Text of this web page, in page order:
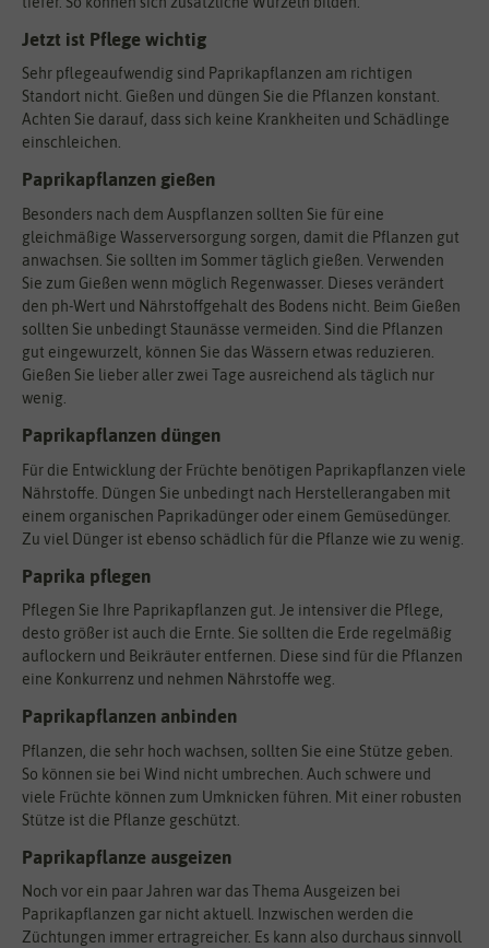
Jetzt ist Pflege wichtig
Sehr pflegeaufwendig sind Paprikapflanzen am richtigen
Standort nicht. Gießen und düngen Sie die Pflanzen konstant.
Achten Sie darauf, dass sich keine Krankheiten und Schädlinge
einschleichen.
Paprikapflanzen gießen
Besonders nach dem Auspflanzen sollten Sie für eine
gleichmäßige Wasserversorgung sorgen, damit die Pflanzen gut
anwachsen. Sie sollten im Sommer täglich gießen. Verwenden
Sie zum Gießen wenn möglich Regenwasser. Dieses verändert
den ph-Wert und Nährstoffgehalt des Bodens nicht. Beim Gießen
sollten Sie unbedingt Staunässe vermeiden. Sind die Pflanzen
gut eingewurzelt, können Sie das Wässern etwas reduzieren.
Gießen Sie lieber aller zwei Tage ausreichend als täglich nur
wenig.
Paprikapflanzen düngen
Für die Entwicklung der Früchte benötigen Paprikapflanzen viele
Nährstoffe. Düngen Sie unbedingt nach Herstellerangaben mit
einem organischen Paprikadünger oder einem Gemüsedünger.
Zu viel Dünger ist ebenso schädlich für die Pflanze wie zu wenig.
Paprika pflegen
Pflegen Sie Ihre Paprikapflanzen gut. Je intensiver die Pflege,
desto größer ist auch die Ernte. Sie sollten die Erde regelmäßig
auflockern und Beikräuter entfernen. Diese sind für die Pflanzen
eine Konkurrenz und nehmen Nährstoffe weg.
Paprikapflanzen anbinden
Pflanzen, die sehr hoch wachsen, sollten Sie eine Stütze geben.
So können sie bei Wind nicht umbrechen. Auch schwere und
viele Früchte können zum Umknicken führen. Mit einer robusten
Stütze ist die Pflanze geschützt.
Paprikapflanze ausgeizen
Noch vor ein paar Jahren war das Thema Ausgeizen bei
Paprikapflanzen gar nicht aktuell. Inzwischen werden die
Züchtungen immer ertragreicher. Es kann also durchaus sinnvoll